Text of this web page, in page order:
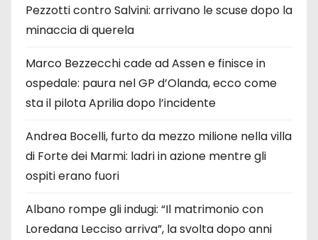
Pezzotti contro Salvini: arrivano le scuse dopo la
minaccia di querela
Marco Bezzecchi cade ad Assen e finisce in
ospedale: paura nel GP d’Olanda, ecco come
sta il pilota Aprilia dopo l’incidente
Andrea Bocelli, furto da mezzo milione nella villa
di Forte dei Marmi: ladri in azione mentre gli
ospiti erano fuori
Albano rompe gli indugi: “Il matrimonio con
Loredana Lecciso arriva”, la svolta dopo anni